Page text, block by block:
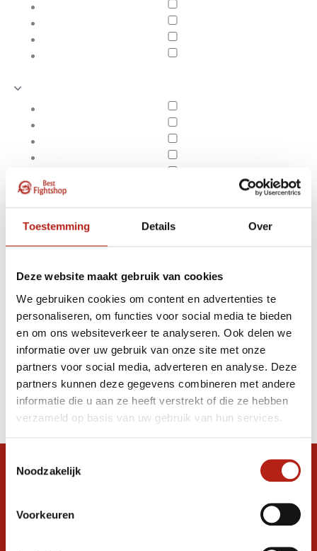
Toestemming Details Over
Deze website maakt gebruik van cookies
We gebruiken cookies om content en advertenties te
personaliseren, om functies voor social media te bieden
en om ons websiteverkeer te analyseren. Ook delen we
informatie over uw gebruik van onze site met onze
partners voor social media, adverteren en analyse. Deze
partners kunnen deze gegevens combineren met andere
informatie die u aan ze heeft verstrekt of die ze hebben
verzameld op basis van uw gebruik van hun services.
Noodzakelijk
Voorkeuren
Apply filters
Producten getagd met
athlete 3 bjj gi
Producten
Filter
Sorteren op
Snel antwoord op je vraag?
graag verder. 24/7